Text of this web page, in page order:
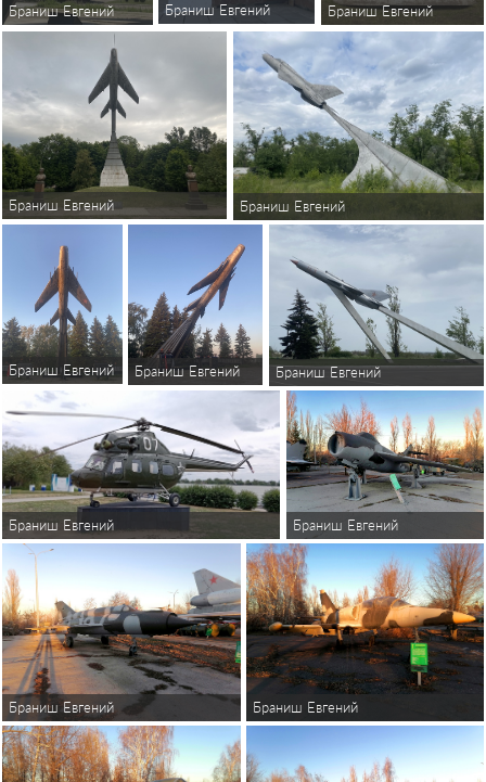
Браниш Евгений Браниш Евгений Браниш Евгений
Браниш Евгений Браниш Евгений
Браниш Евгений Браниш Евгений Браниш Евгений
Браниш Евгений Браниш Евгений
Браниш Евгений Браниш Евгений